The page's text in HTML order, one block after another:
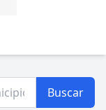
Buscar